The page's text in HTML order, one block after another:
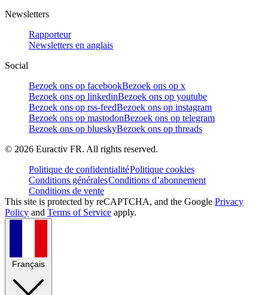
Newsletters
Rapporteur
Newsletters en anglais
Social
Bezoek ons op facebookBezoek ons op x
Bezoek ons op linkedinBezoek ons op youtube
Bezoek ons op rss-feedBezoek ons op instagram
Bezoek ons op mastodonBezoek ons op telegram
Bezoek ons op blueskyBezoek ons op threads
© 2026 Euractiv FR. All rights reserved.
Politique de confidentialitéPolitique cookies
Conditions généralesConditions d’abonnement
Conditions de vente
This site is protected by reCAPTCHA, and the Google Privacy
Policy and Terms of Service apply.
Français